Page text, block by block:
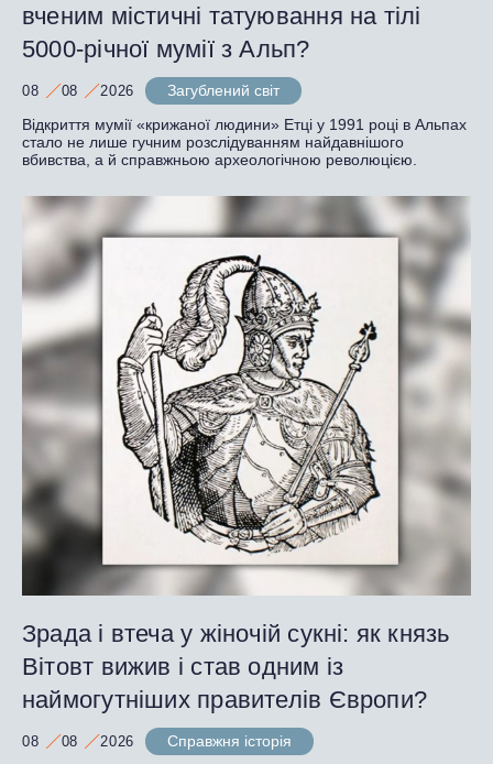
вченим містичні татуювання на тілі
5000-річної мумії з Альп?
08 08 2026
Загублений світ
Відкриття мумії «крижаної людини» Етці у 1991 році в Альпах
стало не лише гучним розслідуванням найдавнішого
вбивства, а й справжньою археологічною революцією.
Зрада і втеча у жіночій сукні: як князь
Вітовт вижив і став одним із
наймогутніших правителів Європи?
08 08 2026
Справжня історія